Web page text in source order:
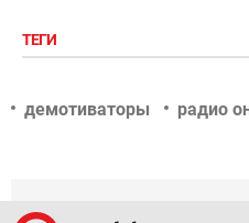
ТЕГИ
демотиваторы радио